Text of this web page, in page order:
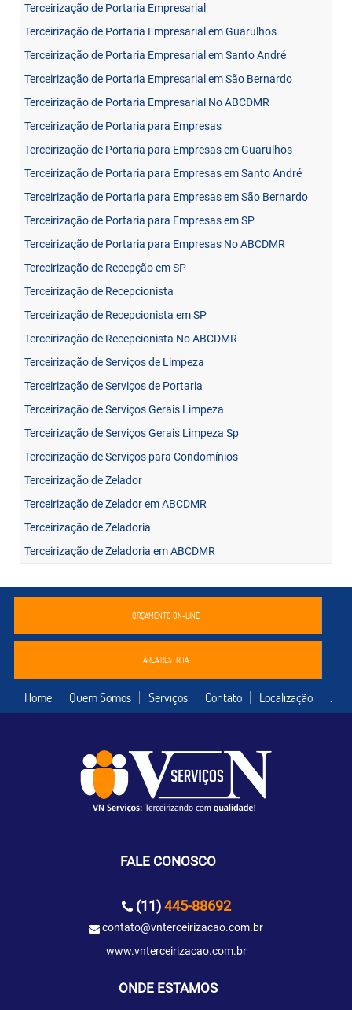
Terceirização de Portaria Empresarial
Terceirização de Portaria Empresarial em Guarulhos
Terceirização de Portaria Empresarial em Santo André
Terceirização de Portaria Empresarial em São Bernardo
Terceirização de Portaria Empresarial No ABCDMR
Terceirização de Portaria para Empresas
Terceirização de Portaria para Empresas em Guarulhos
Terceirização de Portaria para Empresas em Santo André
Terceirização de Portaria para Empresas em São Bernardo
Terceirização de Portaria para Empresas em SP
Terceirização de Portaria para Empresas No ABCDMR
Terceirização de Recepção em SP
Terceirização de Recepcionista
Terceirização de Recepcionista em SP
Terceirização de Recepcionista No ABCDMR
Terceirização de Serviços de Limpeza
Terceirização de Serviços de Portaria
Terceirização de Serviços Gerais Limpeza
Terceirização de Serviços Gerais Limpeza Sp
Terceirização de Serviços para Condomínios
Terceirização de Zelador
Terceirização de Zelador em ABCDMR
Terceirização de Zeladoria
Terceirização de Zeladoria em ABCDMR
ORÇAMENTO ON-LINE
ÁREA RESTRITA
Home Quem Somos Serviços Contato Localização
FALE CONOSCO
(11)445-88692
contato@vnterceirizacao.com.br
www.vnterceirizacao.com.br
ONDE ESTAMOS